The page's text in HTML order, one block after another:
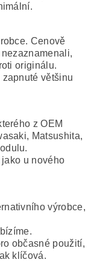
Cenově
originálu.
většinu
z OEM
Matsushita,
u nového
výrobce,
občasné použití,
klíčová.